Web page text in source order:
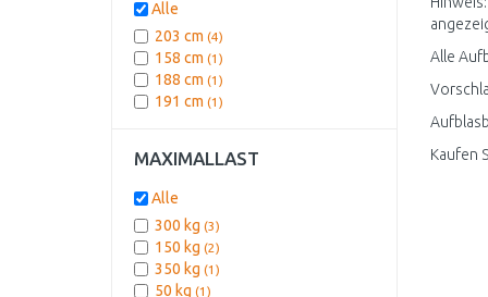
Alle
Kaufen
Alle
203 cm (4)
158 cm (1)
188 cm (1)
191 cm (1)
MAXIMALLAST
Alle
300 kg (3)
150 kg (2)
350 kg (1)
50 kg (1)